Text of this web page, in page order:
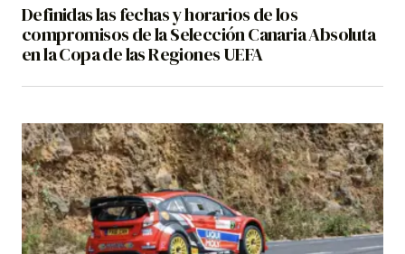
Definidas las fechas y horarios de los
compromisos de la Selección Canaria Absoluta
en la Copa de las Regiones UEFA